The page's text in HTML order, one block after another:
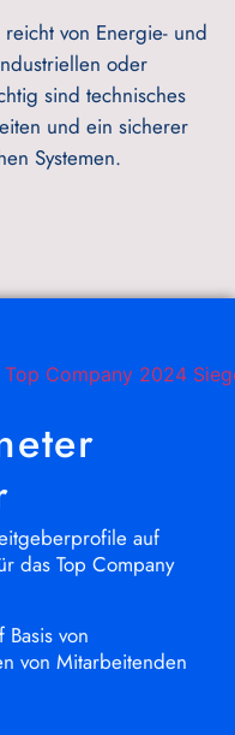
von Energie- und
oder
sind technisches
und ein sicherer
Systemen.
auf
das Top Company
von
von Mitarbeitenden